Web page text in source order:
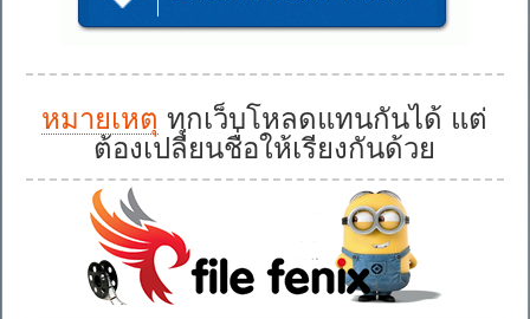
หมายเหตุ ทุกเว็บโหลดแทนกันได้ แต่
ต้องเปลี่ยนชื่อให้เรียงกันด้วย